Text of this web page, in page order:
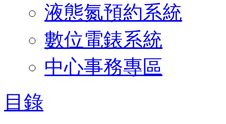
液態氮預約系統
數位電錶系統
中心事務專區
目錄